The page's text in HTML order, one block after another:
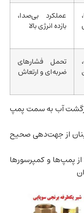
عملکرد بی‌صدا،
بازده انرژی بالا
تحمل فشارهای
ضربه‌ای و ارتعاش
آب به سمت پمپ
از جهت‌دهی صحیح
پمپ‌ها و کمپرسورها